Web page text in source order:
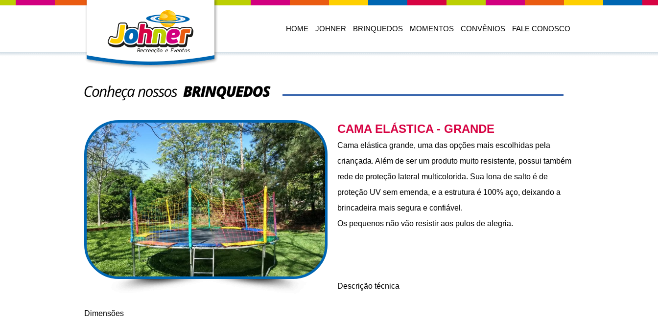
HOME JOHNER BRINQUEDOS MOMENTOS CONVÊNIOS FALE CONOSCO
Conheça nossos Brinquedos CAMA ELÁSTICA - GRANDE
Cama elástica grande, uma das opções mais escolhidas pela
criançada. Além de ser um produto muito resistente, possui também
rede de proteção lateral multicolorida. Sua lona de salto é de
proteção UV sem emenda, e a estrutura é 100% aço, deixando a
brincadeira mais segura e confiável.
Os pequenos não vão resistir aos pulos de alegria.
Descrição técnica
Dimensões